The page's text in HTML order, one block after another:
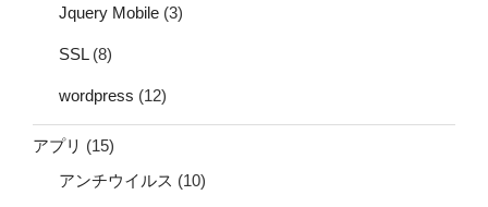
Jquery Mobile (3)
SSL(8)
wordpress (12)
アプリ (15)
アンチウイルス (10)